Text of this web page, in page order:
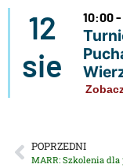
12
sie
10:00
POPRZEDNI